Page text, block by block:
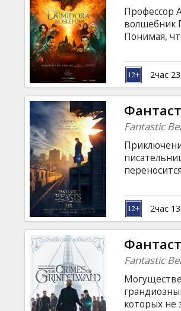
Профессор
волшебник
Понимая,
опасные
существ и
больше.
языках.
2час
Fantastic
приезжает
полным
Джейкобом
Фильм на
2час
Fantastic
которых не